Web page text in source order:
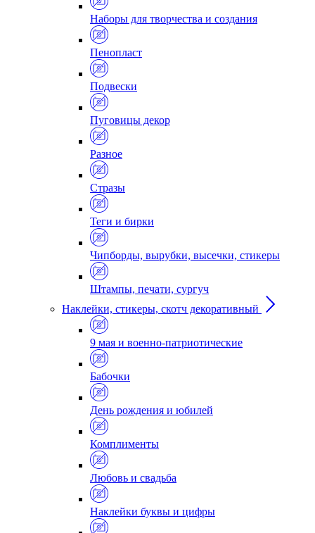
Наборы для творчества и создания
Пенопласт
Подвески
Пуговицы декор
Разное
Стразы
Теги и бирки
Чипборды, вырубки, высечки, стикеры
Штампы, печати, сургуч
Наклейки, стикеры, скотч декоративный
9 мая и военно-патриотические
Бабочки
День рождения и юбилей
Комплименты
Любовь и свадьба
Наклейки буквы и цифры